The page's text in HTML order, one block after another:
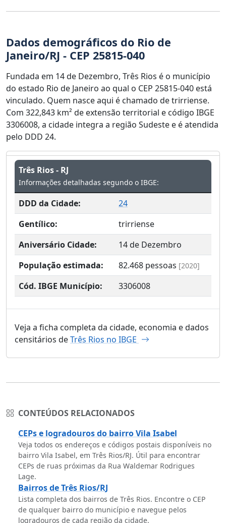
Dados demográficos do Rio de
Janeiro/RJ - CEP 25815-040
Fundada em 14 de Dezembro, Três Rios é o município
do estado Rio de Janeiro ao qual o CEP 25815-040 está
vinculado. Quem nasce aqui é chamado de trirriense.
Com 322,843 km² de extensão territorial e código IBGE
3306008, a cidade integra a região Sudeste e é atendida
pelo DDD 24.
Três Rios - RJ
Informações detalhadas segundo o IBGE:
DDD da Cidade:
24
Gentílico:
trirriense
Aniversário Cidade:
14 de Dezembro
População estimada:
82.468 pessoas [2020]
Cód. IBGE Município: 3306008
Veja a ficha completa da cidade, economia e dados
censitários deTrês Rios no IBGE
CONTEÚDOS RELACIONADOS
CEPs e logradouros do bairro Vila Isabel
Veja todos os endereços e códigos postais disponíveis no
bairro Vila Isabel, em Três Rios/RJ. Útil para encontrar
CEPs de ruas próximas da Rua Waldemar Rodrigues
Lage.
Bairros de Três Rios/RJ
Lista completa dos bairros de Três Rios. Encontre o CEP
de qualquer bairro do município e navegue pelos
logradouros de cada região da cidade.